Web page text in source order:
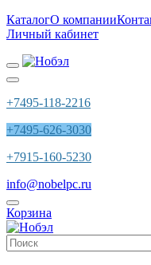
КаталогО компании
Личный кабинет
+7495-118-2216
+7495-626-3030
+7915-160-5230
info@nobelpc.ru
Корзина